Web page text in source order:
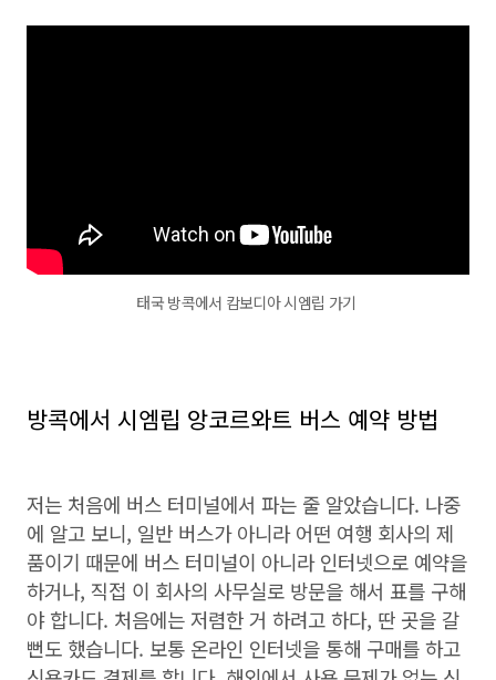
태국 방콕에서 캄보디아 시엠립 가기
방콕에서 시엠립 앙코르와트 버스 예약 방법
저는 처음에 버스 터미널에서 파는 줄 알았습니다. 나중
에 알고 보니, 일반 버스가 아니라 어떤 여행 회사의 제
품이기 때문에 버스 터미널이 아니라 인터넷으로 예약을
하거나, 직접 이 회사의 사무실로 방문을 해서 표를 구해
야 합니다. 처음에는 저렴한 거 하려고 하다, 딴 곳을 갈
뻔도 했습니다. 보통 온라인 인터넷을 통해 구매를 하고